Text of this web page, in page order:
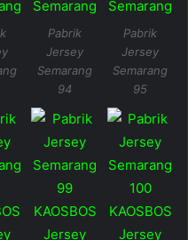
Pabrik
Jersey
Semarang
94
Pabrik
Jersey
Semarang
95